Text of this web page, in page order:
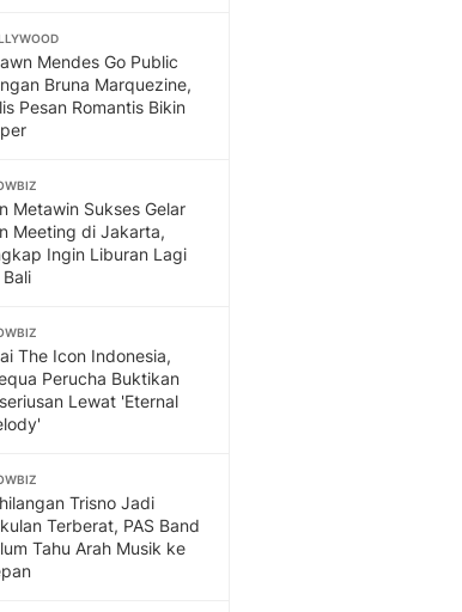
Mendes Go Public
Bruna Marquezine,
Pesan Romantis Bikin
Metawin Sukses Gelar
Meeting di Jakarta,
Ingin Liburan Lagi
The Icon Indonesia,
Perucha Buktikan
Lewat 'Eternal
Trisno Jadi
Terberat, PAS Band
Tahu Arah Musik ke